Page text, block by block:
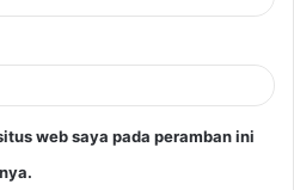
web saya pada peramban ini